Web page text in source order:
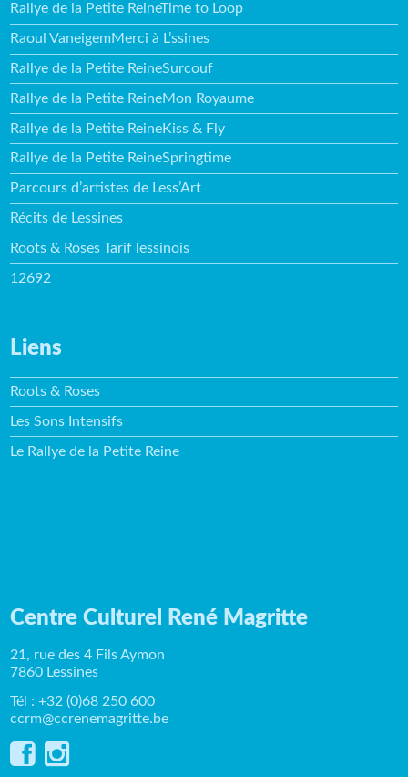
Rallye de la Petite ReineTime to Loop
Raoul VaneigemMerci à L’ssines
Rallye de la Petite ReineSurcouf
Rallye de la Petite ReineMon Royaume
Rallye de la Petite ReineKiss & Fly
Rallye de la Petite ReineSpringtime
Parcours d’artistes de Less’Art
Récits de Lessines
Roots & Roses Tarif lessinois
12692
Liens
Roots & Roses
Les Sons Intensifs
Le Rallye de la Petite Reine
Centre Culturel René Magritte
21, rue des 4 Fils Aymon
7860 Lessines
Tél : +32 (0)68 250 600
ccrm@ccrenemagritte.be